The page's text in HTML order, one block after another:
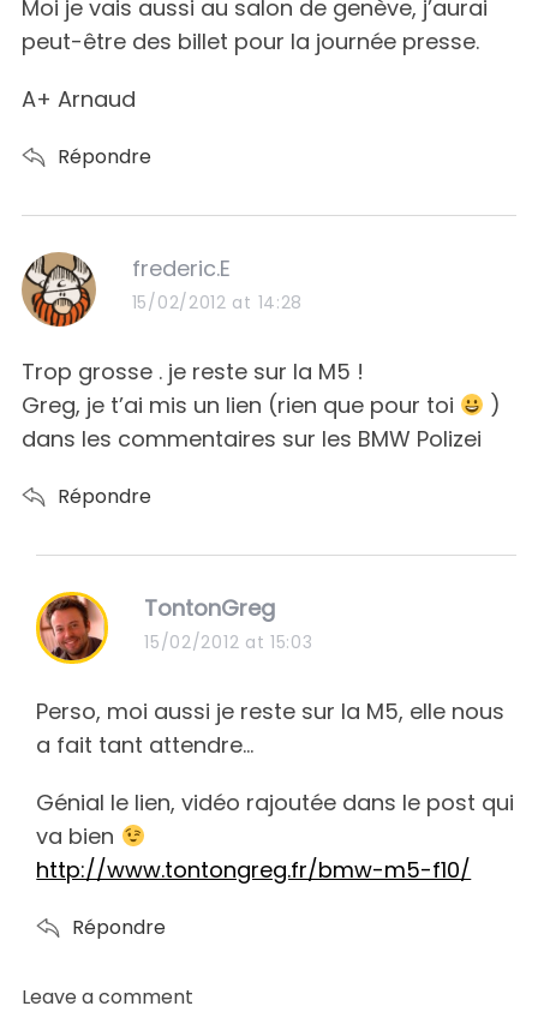
Moi je vais aussi au salon de genève, j’aurai
peut-être des billet pour la journée presse.
A+ Arnaud
Répondre
s
a
s
:
frederic.E
15/02/2012 at 14:28
Trop grosse . je reste sur la M5 !
Greg, je t’ai mis un lien (rien que pour toi
)
dans les commentaires sur les BMW Polizei
Répondre
s
a
s
TontonGreg
15/02/2012 at 15:03
Perso, moi aussi je reste sur la M5, elle nous
a fait tant attendre…
Génial le lien, vidéo rajoutée dans le post qui
va bien
http://www.tontongreg.fr/bmw-m5-f10/
Répondre
L
Leave a comment